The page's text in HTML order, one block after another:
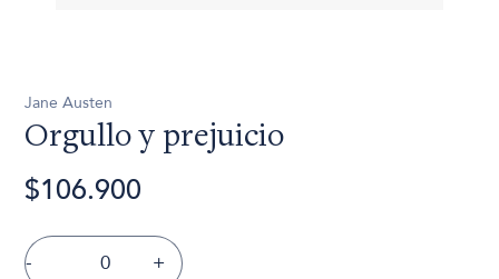
Jane Austen
Orgullo y prejuicio
$106.900
- +